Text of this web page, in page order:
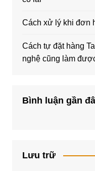
Cách xử lý khi đơn
Cách tự đặt hàng
nghệ cũng làm
Bình luận gần
Lưu trữ